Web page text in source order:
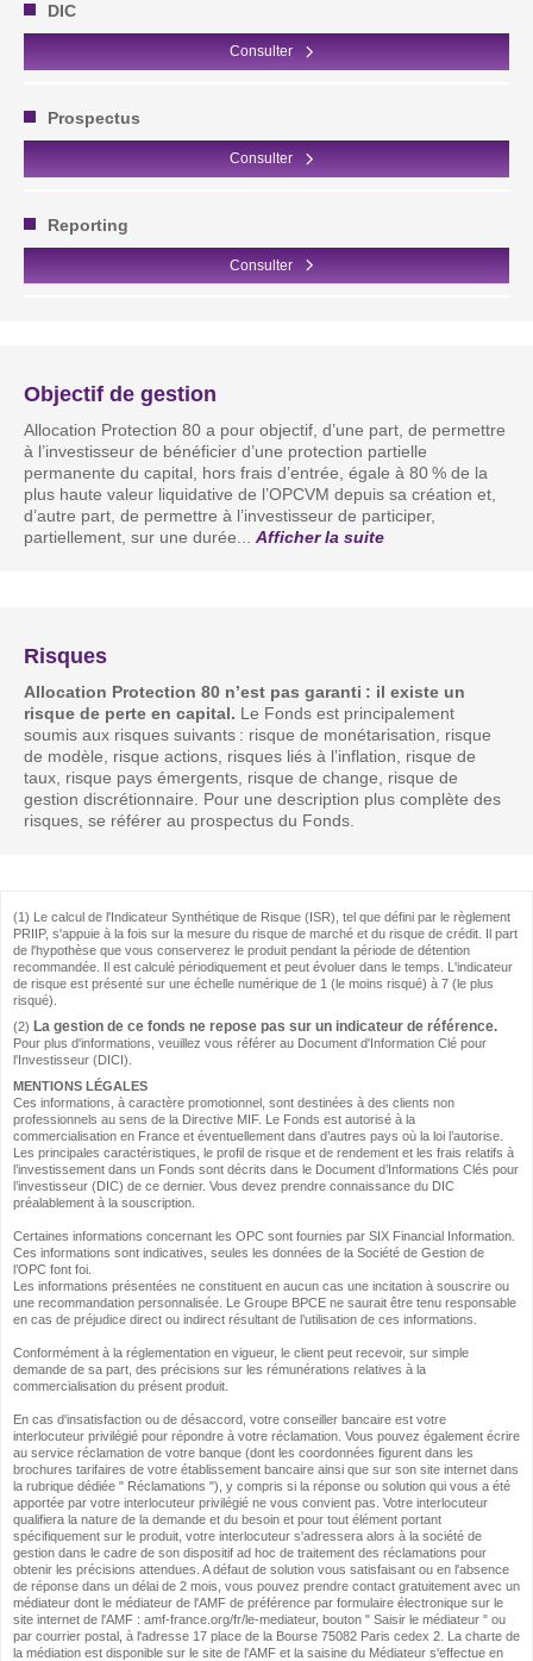
DIC
Consulter
Prospectus
Consulter
Reporting
Consulter
Objectif de gestion
Allocation Protection 80 a pour objectif, d’une part, de permettre
à l’investisseur de bénéficier d’une protection partielle
permanente du capital, hors frais d’en­trée, égale à 80 % de la
plus haute valeur liquidative de l’OPCVM depuis sa création et,
d’autre part, de permettre à l’investisseur de participer,
partiellement, sur une durée... Afficher la suite
Risques
Allocation Protection 80 n’est pas garanti : il existe un
risque de perte en capital. Le Fonds est principalement
soumis aux risques suivants : risque de monétarisation, risque
de modèle, risque actions, risques liés à l’inflation, risque de
taux, risque pays émergents, risque de change, risque de
gestion discrétionnaire. Pour une description plus complète des
risques, se référer au prospectus du Fonds.
(1) Le calcul de l'Indicateur Synthétique de Risque (ISR), tel que défini par le règlement
PRIIP, s'appuie à la fois sur la mesure du risque de marché et du risque de crédit. Il part
de l'hypothèse que vous conserverez le produit pendant la période de détention
recommandée. Il est calculé périodiquement et peut évoluer dans le temps. L'indicateur
de risque est présenté sur une échelle numérique de 1 (le moins risqué) à 7 (le plus
risqué).
(2) La gestion de ce fonds ne repose pas sur un indicateur de référence.
Pour plus d'informations, veuillez vous référer au Document d'Information Clé pour
l'Investisseur (DICI).
MENTIONS LÉGALES
Ces informations, à caractère promotionnel, sont destinées à des clients non
professionnels au sens de la Directive MIF. Le Fonds est autorisé à la
commercialisation en France et éventuellement dans d’autres pays où la loi l’autorise.
Les principales caractéristiques, le profil de risque et de rendement et les frais relatifs à
l’investissement dans un Fonds sont décrits dans le Document d’Informations Clés pour
l’investisseur (DIC) de ce dernier. Vous devez prendre connaissance du DIC
préalablement à la souscription.
Certaines informations concernant les OPC sont fournies par SIX Financial Information.
Ces informations sont indicatives, seules les données de la Société de Gestion de
l’OPC font foi.
Les informations présentées ne constituent en aucun cas une incitation à souscrire ou
une recommandation personnalisée. Le Groupe BPCE ne saurait être tenu responsable
en cas de préjudice direct ou indirect résultant de l’utilisation de ces informations.
Conformément à la réglementation en vigueur, le client peut recevoir, sur simple
demande de sa part, des précisions sur les rémunérations relatives à la
commercialisation du présent produit.
En cas d'insatisfaction ou de désaccord, votre conseiller bancaire est votre
interlocuteur privilégié pour répondre à votre réclamation. Vous pouvez également écrire
au service réclamation de votre banque (dont les coordonnées figurent dans les
brochures tarifaires de votre établissement bancaire ainsi que sur son site internet dans
la rubrique dédiée " Réclamations "), y compris si la réponse ou solution qui vous a été
apportée par votre interlocuteur privilégié ne vous convient pas. Votre interlocuteur
qualifiera la nature de la demande et du besoin et pour tout élément portant
spécifiquement sur le produit, votre interlocuteur s'adressera alors à la société de
gestion dans le cadre de son dispositif ad hoc de traitement des réclamations pour
obtenir les précisions attendues. A défaut de solution vous satisfaisant ou en l'absence
de réponse dans un délai de 2 mois, vous pouvez prendre contact gratuitement avec un
médiateur dont le médiateur de l'AMF de préférence par formulaire électronique sur le
site internet de l'AMF : amf-france.org/fr/le-mediateur, bouton " Saisir le médiateur " ou
par courrier postal, à l'adresse 17 place de la Bourse 75082 Paris cedex 2. La charte de
la médiation est disponible sur le site de l'AMF et la saisine du Médiateur s'effectue en